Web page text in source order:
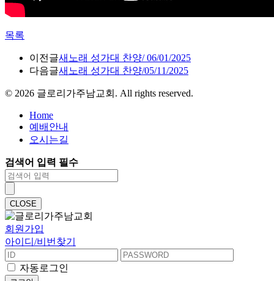
목록
이전글새노래 성가대 찬양/ 06/01/2025
다음글새노래 성가대 찬양/05/11/2025
© 2026 글로리가주남교회. All rights reserved.
Home
예배안내
오시는길
검색어 입력 필수
CLOSE
회원가입
아이디/비번찾기
자동로그인